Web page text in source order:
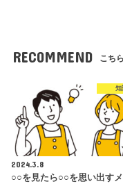
RECOMMEND こち
知
2024.3.8
○○を見たら○○を思い出す